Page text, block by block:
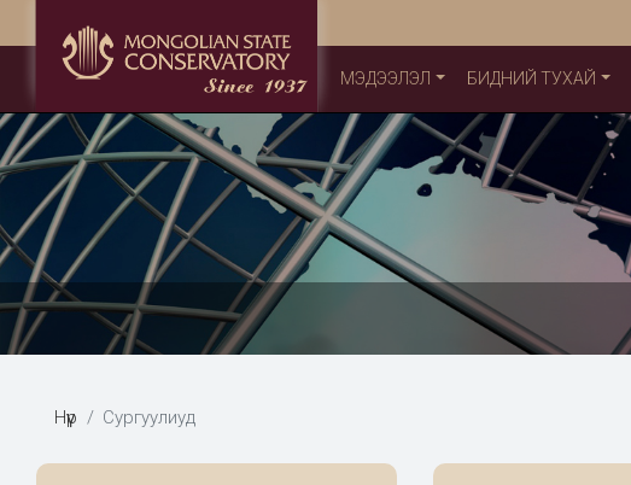
МЭДЭЭЛЭЛ БИДНИЙ ТУХАЙ
Нүүр Сургуулиуд